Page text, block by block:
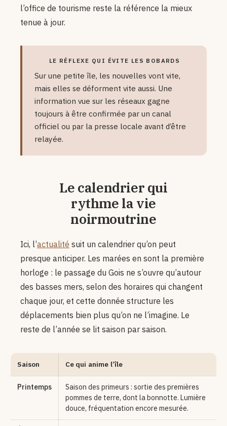
l’office de tourisme reste la référence la mieux
tenue à jour.
LE RÉFLEXE QUI ÉVITE LES BOBARDS
Sur une petite île, les nouvelles vont vite,
mais elles se déforment vite aussi. Une
information vue sur les réseaux gagne
toujours à être confirmée par un canal
officiel ou par la presse locale avant d’être
relayée.
Le calendrier qui
rythme la vie
noirmoutrine
Ici, l’actualité suit un calendrier qu’on peut
presque anticiper. Les marées en sont la première
horloge : le passage du Gois ne s’ouvre qu’autour
des basses mers, selon des horaires qui changent
chaque jour, et cette donnée structure les
déplacements bien plus qu’on ne l’imagine. Le
reste de l’année se lit saison par saison.
Saison Ce qui anime l’île
Printemps
Saison des primeurs : sortie des premières
pommes de terre, dont la bonnotte. Lumière
douce, fréquentation encore mesurée.